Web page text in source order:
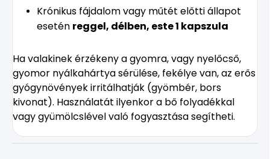
Krónikus fájdalom vagy műtét előtti állapot
esetén reggel, délben, este 1 kapszula
Ha valakinek érzékeny a gyomra, vagy nyelőcső,
gyomor nyálkahártya sérülése, fekélye van, az erős
gyógynövények irritálhatják (gyömbér, bors
kivonat). Használatát ilyenkor a bő folyadékkal
vagy gyümölcslével való fogyasztása segítheti.